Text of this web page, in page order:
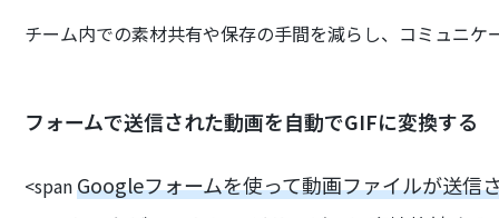
チーム内での素材共有や保存の手間を減らし、コミュニケ
フォームで送信された動画を自動でGIFに変換する
<spanGoogleフォームを使って動画ファイルが送信